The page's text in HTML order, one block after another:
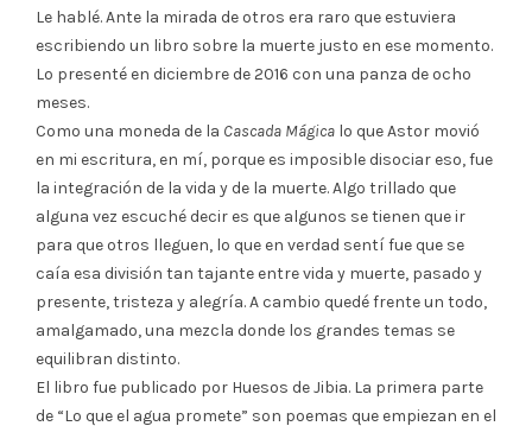
Le hablé. Ante la mirada de otros era raro que estuviera
escribiendo un libro sobre la muerte justo en ese momento.
Lo presenté en diciembre de 2016 con una panza de ocho
meses.
Como una moneda de la Cascada Mágica lo que Astor movió
en mi escritura, en mí, porque es imposible disociar eso, fue
la integración de la vida y de la muerte. Algo trillado que
alguna vez escuché decir es que algunos se tienen que ir
para que otros lleguen, lo que en verdad sentí fue que se
caía esa división tan tajante entre vida y muerte, pasado y
presente, tristeza y alegría. A cambio quedé frente un todo,
amalgamado, una mezcla donde los grandes temas se
equilibran distinto.
El libro fue publicado por Huesos de Jibia. La primera parte
de “Lo que el agua promete” son poemas que empiezan en el